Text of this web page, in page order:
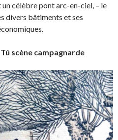
célèbre pont arc-en-ciel, – le
divers bâtiments et ses
scène campagnarde